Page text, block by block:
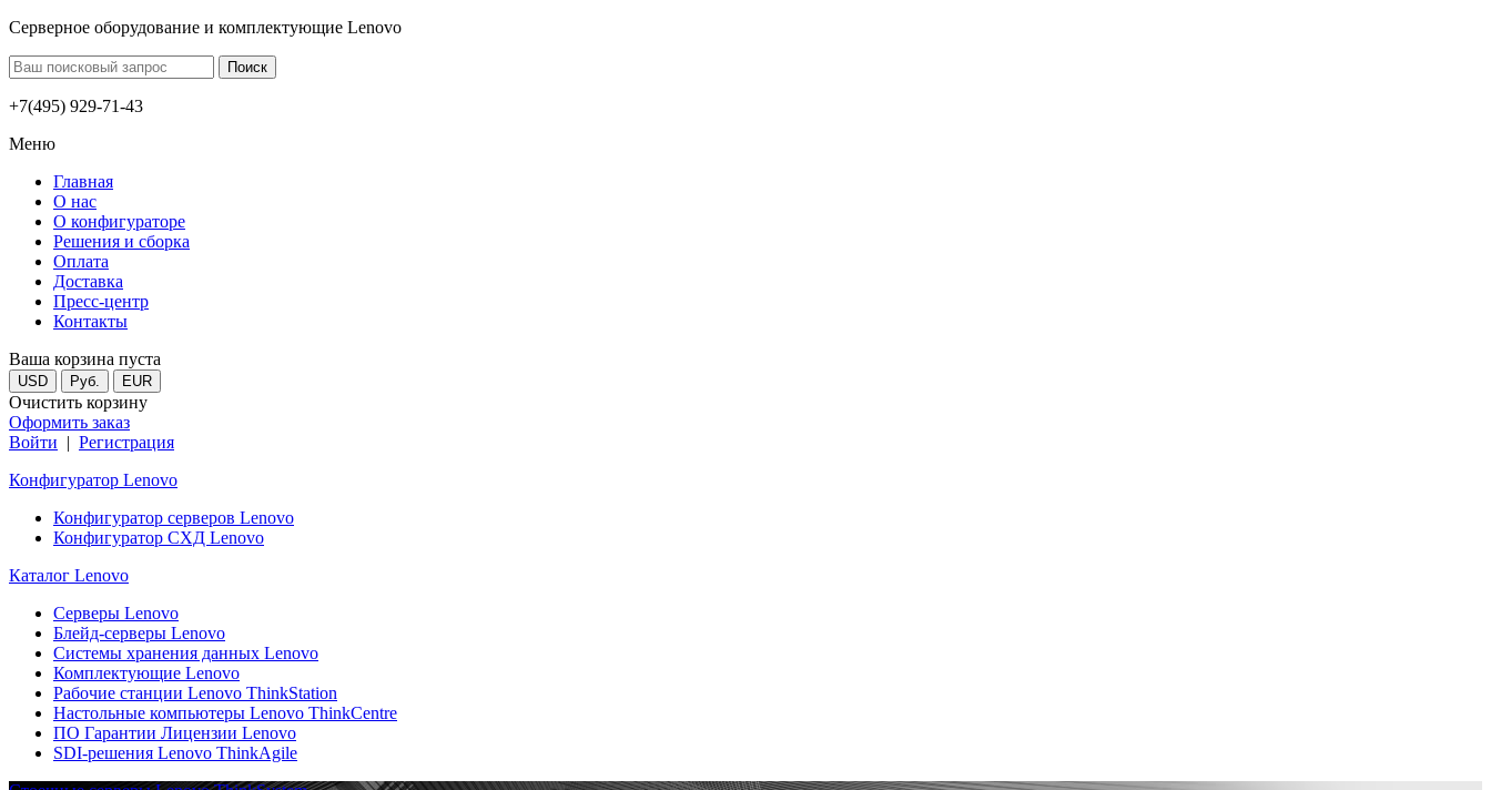
Серверное оборудование и комплектующие Lenovo
+7(495) 929-71-43
Меню
Главная
О нас
О конфигураторе
Решения и сборка
Оплата
Доставка
Пресс-центр
Контакты
Ваша корзина пуста
USD Руб. EUR
Очистить корзину
Оформить заказ
Войти | Регистрация
Конфигуратор Lenovo
Конфигуратор серверов Lenovo
Конфигуратор СХД Lenovo
Каталог Lenovo
Серверы Lenovo
Блейд-серверы Lenovo
Системы хранения данных Lenovo
Комплектующие Lenovo
Рабочие станции Lenovo ThinkStation
Настольные компьютеры Lenovo ThinkCentre
ПО Гарантии Лицензии Lenovo
SDI-решения Lenovo ThinkAgile